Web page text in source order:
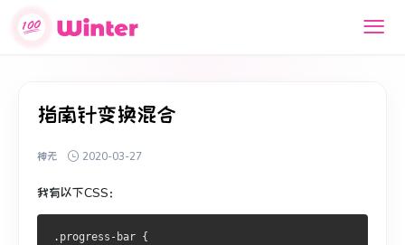
指南针变换混合
神无 2020-03-27
我有以下CSS：
.progress-bar {